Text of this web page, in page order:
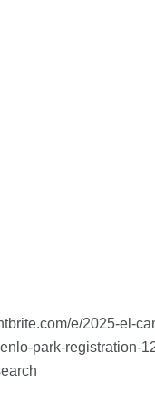
e/2025-el-
park-registration-